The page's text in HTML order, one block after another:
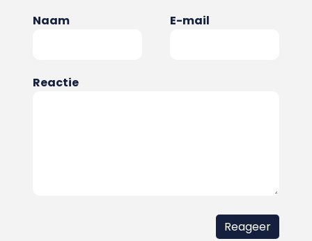
Naam E-mail
Reactie